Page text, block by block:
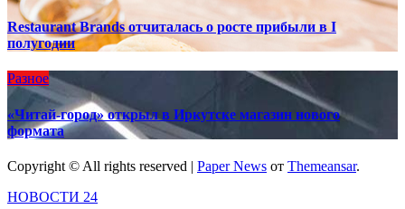
Restaurant Brands отчиталась о росте прибыли в I
полугодии
Разное
«Читай-город» открыл в Иркутске магазин нового
формата
Copyright © All rights reserved | Paper News от Themeansar.
НОВОСТИ 24